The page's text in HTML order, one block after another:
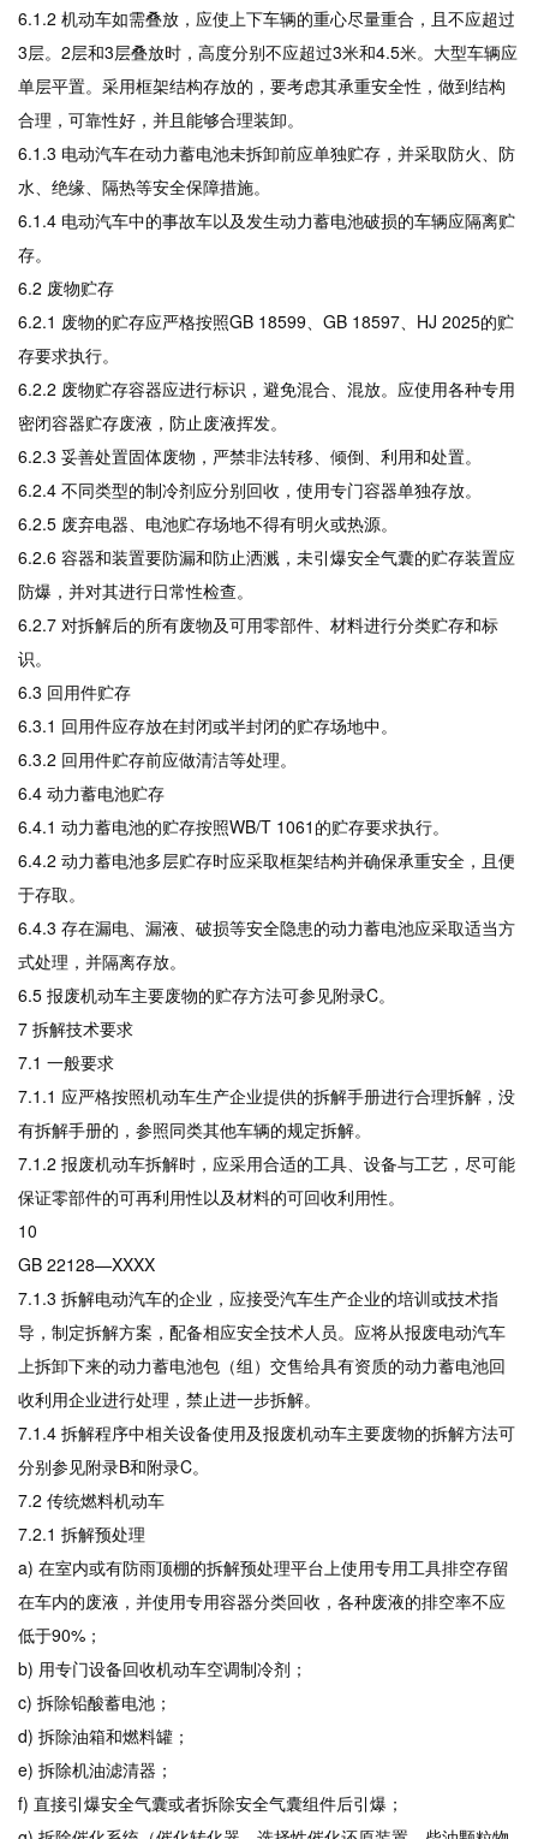
6.1.2 机动车如需叠放，应使上下车辆的重心尽量重合，且不应超过
3层。2层和3层叠放时，高度分别不应超过3米和4.5米。大型车辆应
单层平置。采用框架结构存放的，要考虑其承重安全性，做到结构
合理，可靠性好，并且能够合理装卸。
6.1.3 电动汽车在动力蓄电池未拆卸前应单独贮存，并采取防火、防
水、绝缘、隔热等安全保障措施。
6.1.4 电动汽车中的事故车以及发生动力蓄电池破损的车辆应隔离贮
存。
6.2 废物贮存
6.2.1 废物的贮存应严格按照GB 18599、GB 18597、HJ 2025的贮
存要求执行。
6.2.2 废物贮存容器应进行标识，避免混合、混放。应使用各种专用
密闭容器贮存废液，防止废液挥发。
6.2.3 妥善处置固体废物，严禁非法转移、倾倒、利用和处置。
6.2.4 不同类型的制冷剂应分别回收，使用专门容器单独存放。
6.2.5 废弃电器、电池贮存场地不得有明火或热源。
6.2.6 容器和装置要防漏和防止洒溅，未引爆安全气囊的贮存装置应
防爆，并对其进行日常性检查。
6.2.7 对拆解后的所有废物及可用零部件、材料进行分类贮存和标
识。
6.3 回用件贮存
6.3.1 回用件应存放在封闭或半封闭的贮存场地中。
6.3.2 回用件贮存前应做清洁等处理。
6.4 动力蓄电池贮存
6.4.1 动力蓄电池的贮存按照WB/T 1061的贮存要求执行。
6.4.2 动力蓄电池多层贮存时应采取框架结构并确保承重安全，且便
于存取。
6.4.3 存在漏电、漏液、破损等安全隐患的动力蓄电池应采取适当方
式处理，并隔离存放。
6.5 报废机动车主要废物的贮存方法可参见附录C。
7 拆解技术要求
7.1 一般要求
7.1.1 应严格按照机动车生产企业提供的拆解手册进行合理拆解，没
有拆解手册的，参照同类其他车辆的规定拆解。
7.1.2 报废机动车拆解时，应采用合适的工具、设备与工艺，尽可能
保证零部件的可再利用性以及材料的可回收利用性。
10
GB 22128—XXXX
7.1.3 拆解电动汽车的企业，应接受汽车生产企业的培训或技术指
导，制定拆解方案，配备相应安全技术人员。应将从报废电动汽车
上拆卸下来的动力蓄电池包（组）交售给具有资质的动力蓄电池回
收利用企业进行处理，禁止进一步拆解。
7.1.4 拆解程序中相关设备使用及报废机动车主要废物的拆解方法可
分别参见附录B和附录C。
7.2 传统燃料机动车
7.2.1 拆解预处理
a) 在室内或有防雨顶棚的拆解预处理平台上使用专用工具排空存留
在车内的废液，并使用专用容器分类回收，各种废液的排空率不应
低于90%；
b) 用专门设备回收机动车空调制冷剂；
c) 拆除铅酸蓄电池；
d) 拆除油箱和燃料罐；
e) 拆除机油滤清器；
f) 直接引爆安全气囊或者拆除安全气囊组件后引爆；